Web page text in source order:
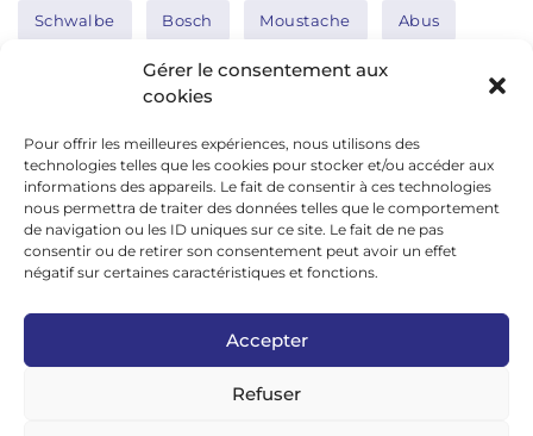
Gérer le consentement aux
cookies
Pour offrir les meilleures expériences, nous utilisons des
technologies telles que les cookies pour stocker et/ou accéder aux
informations des appareils. Le fait de consentir à ces technologies
nous permettra de traiter des données telles que le comportement
de navigation ou les ID uniques sur ce site. Le fait de ne pas
consentir ou de retirer son consentement peut avoir un effet
négatif sur certaines caractéristiques et fonctions.
Accepter
Refuser
Schwalbe Bosch Moustache Abus
Thule Nakamura
Réseaux sociaux
google news
facebook
twitter